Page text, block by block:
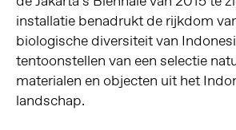
installatie benadrukt de rijkdom
biologische diversiteit van
tentoonstellen van een selectie
materialen en objecten uit het
landschap.